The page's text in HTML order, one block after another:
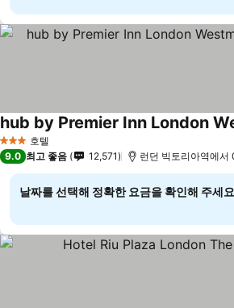
3 성급 호텔
요금 보기
9.0 최고 좋음 12,571 런던 빅토리아역에서
날짜를 선택해 정확한 요금을 확인해 주세